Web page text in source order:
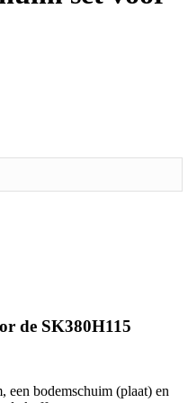
de SK380H115
een bodemschuim (plaat) en